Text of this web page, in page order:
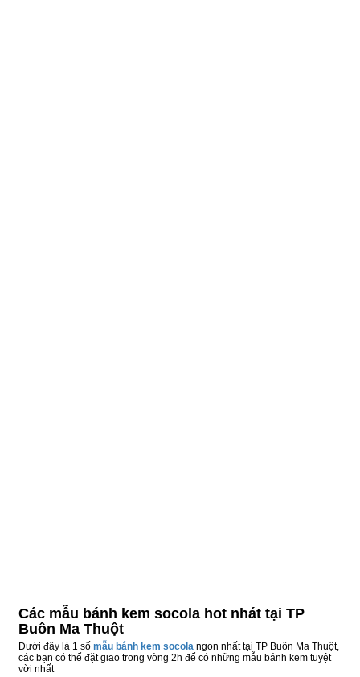
Các mẫu bánh kem socola hot nhát tại TP
Buôn Ma Thuột
Dưới đây là 1 số mẫu bánh kem socola ngon nhất tại TP Buôn Ma Thuột,
các bạn có thể đặt giao trong vòng 2h để có những mẫu bánh kem tuyệt
vời nhất